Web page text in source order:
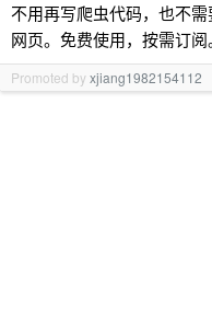
不用再写爬虫代码，也不
网页。免费使用，按需订
Promoted byxjiang1982154112